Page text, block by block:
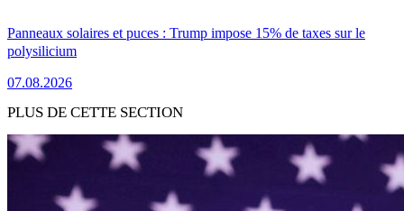
Panneaux solaires et puces : Trump impose 15% de taxes sur le
polysilicium
07.08.2026
PLUS DE CETTE SECTION